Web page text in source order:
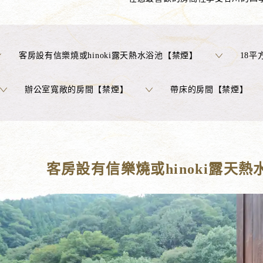
客房設有信樂燒或hinoki露天熱水浴池【禁煙】 18平
辦公室寬敞的房間【禁煙】 帶床的房間【禁煙】
客房設有信樂燒或hinoki露天熱